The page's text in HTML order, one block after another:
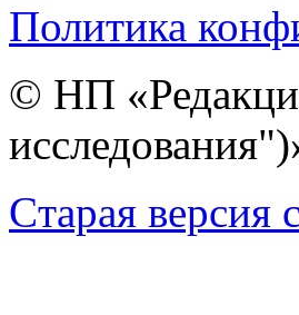
Политика
© НП
Cтарая версия